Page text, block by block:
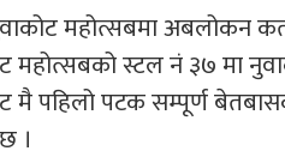
महोत्सबमा अबलोकन
महोत्सबको स्टल नं ३७ मा
मै पहिलो पटक सम्पूर्ण
।